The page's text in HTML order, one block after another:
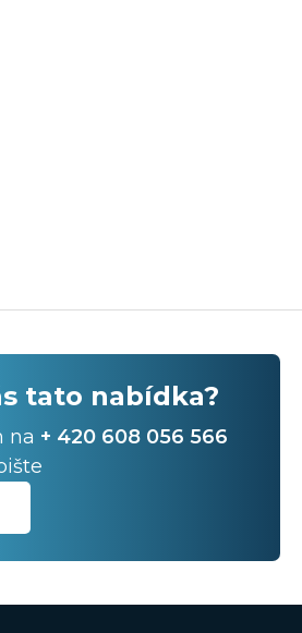
tato nabídka?
na + 420 608 056 566